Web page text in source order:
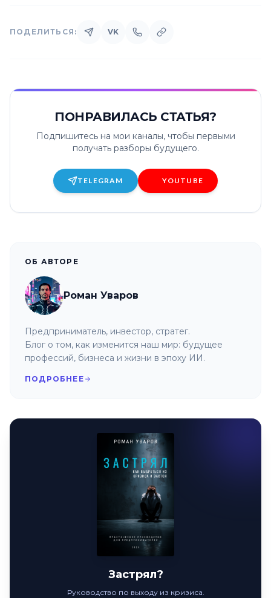
ПОДЕЛИТЬСЯ: VK
ПОНРАВИЛАСЬ СТАТЬЯ?
Подпишитесь на мои каналы, чтобы первыми
получать разборы будущего.
TELEGRAM YOUTUBE
ОБ АВТОРЕ
Роман Уваров
Предприниматель, инвестор, стратег.
Блог о том, как изменится наш мир: будущее
профессий, бизнеса и жизни в эпоху ИИ.
ПОДРОБНЕЕ
Застрял?
Руководство по выходу из кризиса.